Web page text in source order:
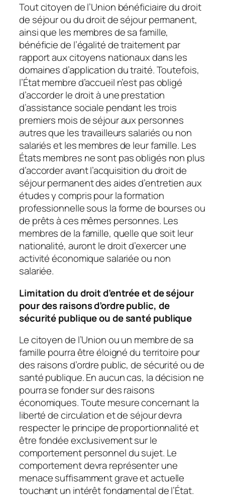
Tout citoyen de l’Union bénéficiaire du droit
de séjour ou du droit de séjour permanent,
ainsi que les membres de sa famille,
bénéficie de l’égalité de traitement par
rapport aux citoyens nationaux dans les
domaines d’application du traité. Toutefois,
l’État membre d’accueil n’est pas obligé
d’accorder le droit à une prestation
d’assistance sociale pendant les trois
premiers mois de séjour aux personnes
autres que les travailleurs salariés ou non
salariés et les membres de leur famille. Les
États membres ne sont pas obligés non plus
d’accorder avant l’acquisition du droit de
séjour permanent des aides d’entretien aux
études y compris pour la formation
professionnelle sous la forme de bourses ou
de prêts à ces mêmes personnes. Les
membres de la famille, quelle que soit leur
nationalité, auront le droit d’exercer une
activité économique salariée ou non
salariée.
Limitation du droit d’entrée et de séjour
pour des raisons d’ordre public, de
sécurité publique ou de santé publique
Le citoyen de l’Union ou un membre de sa
famille pourra être éloigné du territoire pour
des raisons d’ordre public, de sécurité ou de
santé publique. En aucun cas, la décision ne
pourra se fonder sur des raisons
économiques. Toute mesure concernant la
liberté de circulation et de séjour devra
respecter le principe de proportionnalité et
être fondée exclusivement sur le
comportement personnel du sujet. Le
comportement devra représenter une
menace suffisamment grave et actuelle
touchant un intérêt fondamental de l’État.